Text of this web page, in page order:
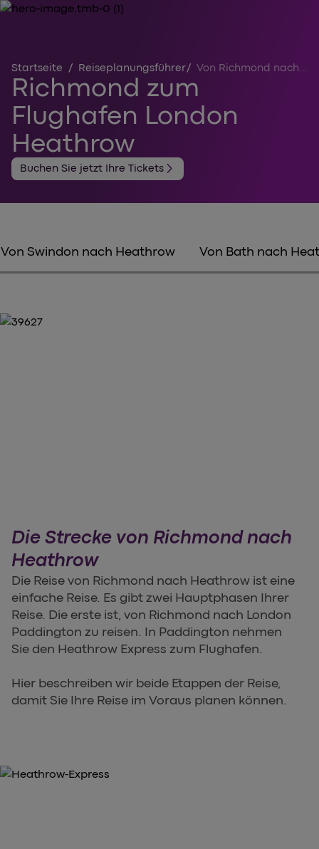
Startseite / Reiseplanungsführer/ Von Richmond nach Heathrow
Richmond zum
Flughafen London
Heathrow
Buchen Sie jetzt Ihre Tickets arrow_forward_ios
Von Swindon nach Heathrow Von Bath nach
Die Strecke von Richmond nach
Heathrow
Die Reise von Richmond nach Heathrow ist eine
einfache Reise. Es gibt zwei Hauptphasen Ihrer
Reise. Die erste ist, von Richmond nach London
Paddington zu reisen. In Paddington nehmen
Sie den Heathrow Express zum Flughafen.
Hier beschreiben wir beide Etappen der Reise,
damit Sie Ihre Reise im Voraus planen können.